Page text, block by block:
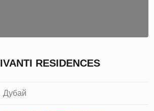
RESIDENCES
Дубай